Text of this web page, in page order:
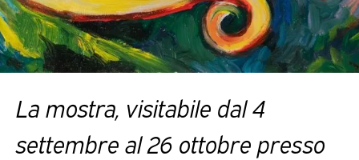
La mostra, visitabile dal 4
settembre al 26 ottobre presso